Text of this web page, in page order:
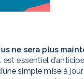
ne sera plus
essentiel
simple mise à jour